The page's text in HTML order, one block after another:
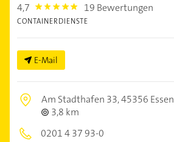
4,7 4.7000003 19 Bewertungen
CONTAINERDIENSTE
E-Mail
Am Stadthafen 33,45356 Essen
3,8 km
0201 4 37 93-0